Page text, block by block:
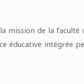
mission de la
éducative intégrée